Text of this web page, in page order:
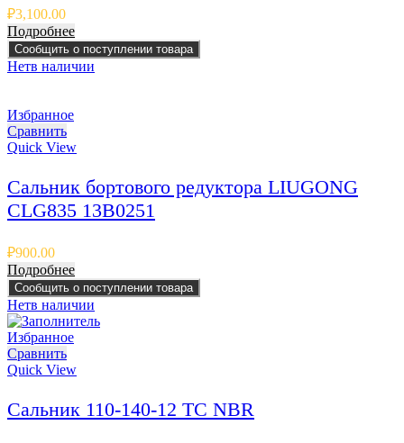
₽3,100.00
Подробнее
Сообщить о поступлении товара
Нетв наличии
Избранное
Сравнить
Quick View
Сальник бортового редуктора LIUGONG
CLG835 13B0251
₽900.00
Подробнее
Сообщить о поступлении товара
Нетв наличии
Избранное
Сравнить
Quick View
Сальник 110-140-12 TC NBR